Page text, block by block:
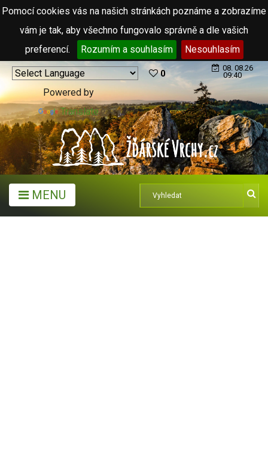
Pomocí cookies vás na našich stránkách poznáme a zobrazíme
vám je tak, aby všechno fungovalo správně a dle vašich
preferencí.
Rozumím a souhlasím Nesouhlasím
Powered by
Translate
0
08. 08.26
09:40
MENU